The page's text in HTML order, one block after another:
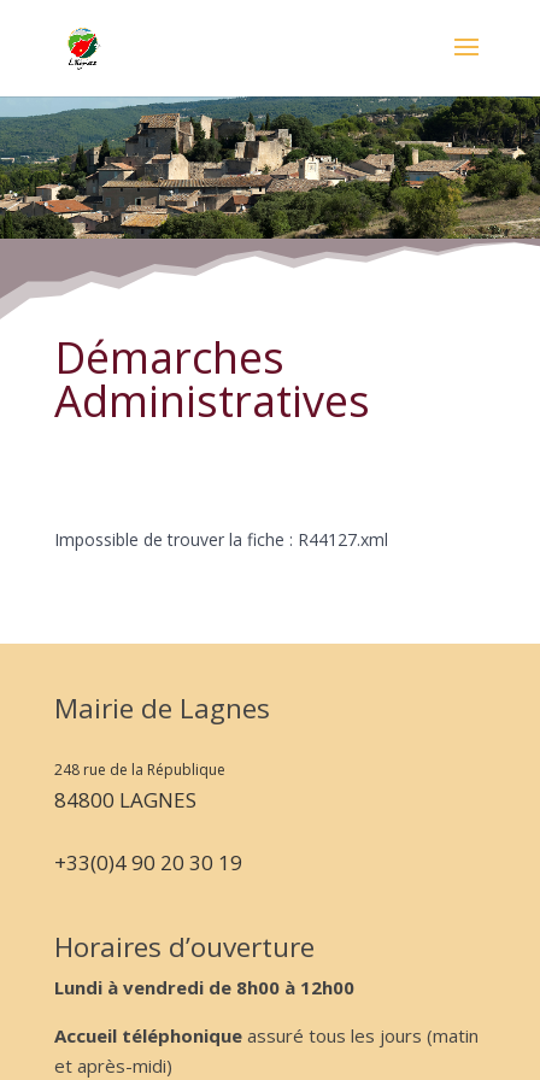
Démarches Administratives
Démarches
Administratives
Impossible de trouver la fiche : R44127.xml
Mairie de Lagnes
248 rue de la République
84800 LAGNES
+33(0)4 90 20 30 19
Horaires d’ouverture
Lundi à vendredi de 8h00 à 12h00
Accueil téléphoniqueassuré tous les jours (matin
et après-midi)